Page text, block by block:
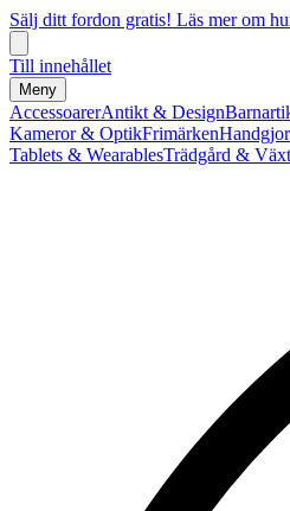
Sälj ditt fordon gratis! Läs mer om
Till innehållet
Meny
AccessoarerAntikt & Design
Kameror & OptikFrimärken
Tablets & WearablesTrädgård &